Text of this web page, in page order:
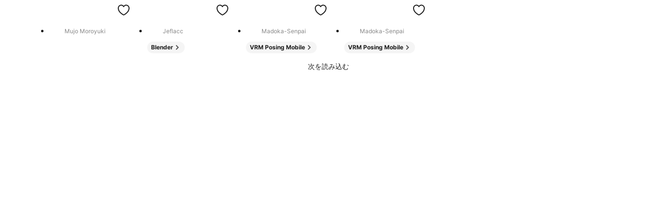
Mujo Moroyuki Jeflacc
Blender
Madoka-Senpai
VRM Posing Mobile
Madoka-Senpai
VRM Posing Mobile
次を読み込む